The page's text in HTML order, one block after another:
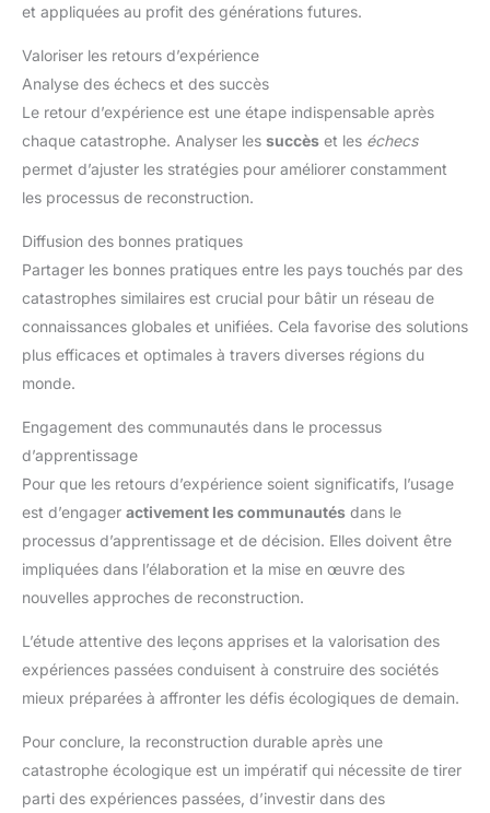
et appliquées au profit des générations futures.
Valoriser les retours d’expérience
Analyse des échecs et des succès
Le retour d’expérience est une étape indispensable après
chaque catastrophe. Analyser les succès et les échecs
permet d’ajuster les stratégies pour améliorer constamment
les processus de reconstruction.
Diffusion des bonnes pratiques
Partager les bonnes pratiques entre les pays touchés par des
catastrophes similaires est crucial pour bâtir un réseau de
connaissances globales et unifiées. Cela favorise des solutions
plus efficaces et optimales à travers diverses régions du
monde.
Engagement des communautés dans le processus
d’apprentissage
Pour que les retours d’expérience soient significatifs, l’usage
est d’engager activement les communautés dans le
processus d’apprentissage et de décision. Elles doivent être
impliquées dans l’élaboration et la mise en œuvre des
nouvelles approches de reconstruction.
L’étude attentive des leçons apprises et la valorisation des
expériences passées conduisent à construire des sociétés
mieux préparées à affronter les défis écologiques de demain.
Pour conclure, la reconstruction durable après une
catastrophe écologique est un impératif qui nécessite de tirer
parti des expériences passées, d’investir dans des